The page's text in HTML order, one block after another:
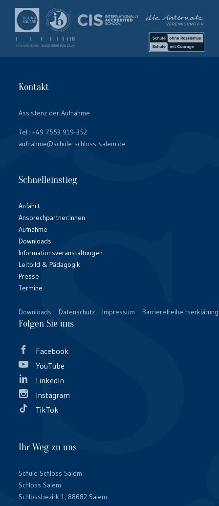
Ihr Weg zu uns
Schule Schloss Salem
Schloss Salem
Schlossbezirk 1, 88682 Salem
Kontakt
Assistenz der Aufnahme
Tel.: +49 7553 919-352
aufnahme@schule-schloss-salem.de
Schnelleinstieg
Anfahrt
Ansprechpartner:innen
Aufnahme
Downloads
Informationsveranstaltungen
Leitbild & Pädagogik
Presse
Termine
Downloads Datenschutz Impressum Barrierefreiheitserklärung
Folgen Sie uns
Facebook
YouTube
LinkedIn
Instagram
TikTok